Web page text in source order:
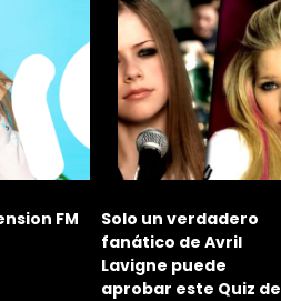
FM
Solo un verdadero
fanático de Avril
Lavigne puede
aprobar este Quiz de